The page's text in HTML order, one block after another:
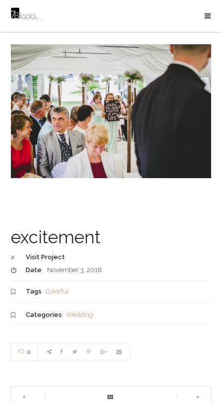
excitement
Visit Project
Date
November 3, 2018
Tags Colorful
Categories Wedding
0